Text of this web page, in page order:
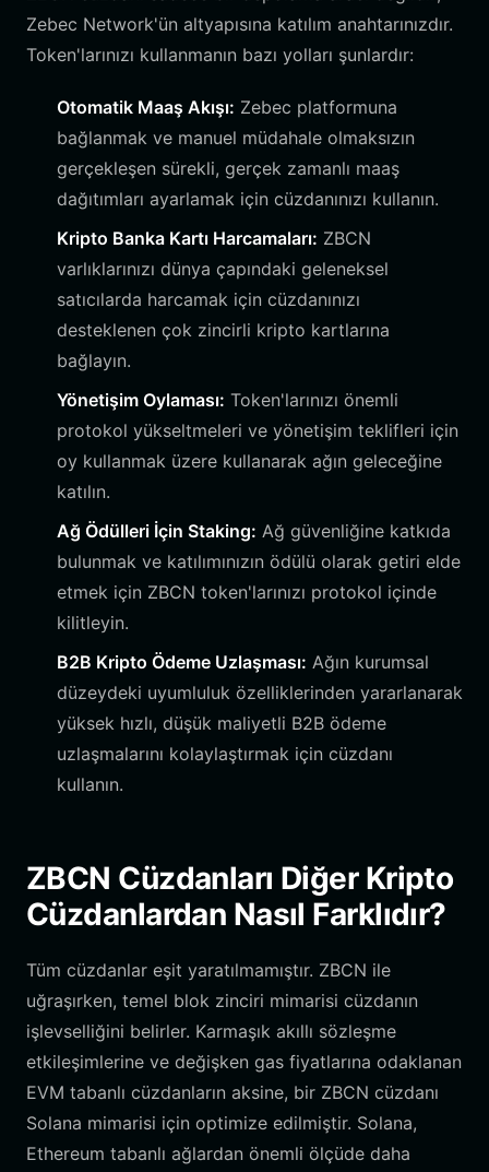
Zebec Network'ün altyapısına katılım anahtarınızdır.
Token'larınızı kullanmanın bazı yolları şunlardır:
Otomatik Maaş Akışı: Zebec platformuna
bağlanmak ve manuel müdahale olmaksızın
gerçekleşen sürekli, gerçek zamanlı maaş
dağıtımları ayarlamak için cüzdanınızı kullanın.
Kripto Banka Kartı Harcamaları: ZBCN
varlıklarınızı dünya çapındaki geleneksel
satıcılarda harcamak için cüzdanınızı
desteklenen çok zincirli kripto kartlarına
bağlayın.
Yönetişim Oylaması: Token'larınızı önemli
protokol yükseltmeleri ve yönetişim teklifleri için
oy kullanmak üzere kullanarak ağın geleceğine
katılın.
Ağ Ödülleri İçin Staking: Ağ güvenliğine katkıda
bulunmak ve katılımınızın ödülü olarak getiri elde
etmek için ZBCN token'larınızı protokol içinde
kilitleyin.
B2B Kripto Ödeme Uzlaşması: Ağın kurumsal
düzeydeki uyumluluk özelliklerinden yararlanarak
yüksek hızlı, düşük maliyetli B2B ödeme
uzlaşmalarını kolaylaştırmak için cüzdanı
kullanın.
ZBCN Cüzdanları Diğer Kripto
Cüzdanlardan Nasıl Farklıdır?
Tüm cüzdanlar eşit yaratılmamıştır. ZBCN ile
uğraşırken, temel blok zinciri mimarisi cüzdanın
işlevselliğini belirler. Karmaşık akıllı sözleşme
etkileşimlerine ve değişken gas fiyatlarına odaklanan
EVM tabanlı cüzdanların aksine, bir ZBCN cüzdanı
Solana mimarisi için optimize edilmiştir. Solana,
Ethereum tabanlı ağlardan önemli ölçüde daha